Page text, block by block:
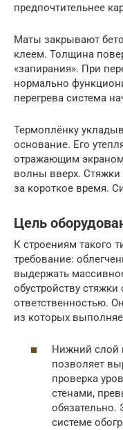
предпочтительнее
Маты закрывают
клеем. Толщина
«запирания». При
нормально
перегрева система
Термоплёнку
основание. Его
отражающим
волны вверх. Стяжки
за короткое время.
Цель
К строениям такого
требование:
выдержать
обустройству
ответственностью.
из которых
Нижний слой
позволяет
проверка
стенами,
обязательно.
системе